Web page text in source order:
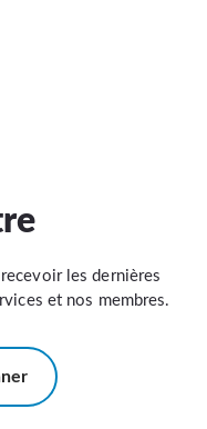
les dernières
et nos membres.